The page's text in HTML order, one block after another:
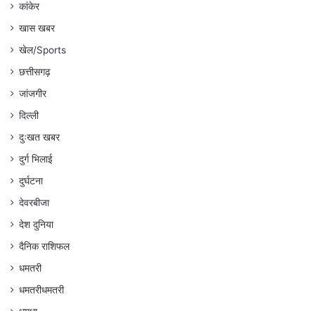
कांकेर
खास खबर
खेल/Sports
छत्तीसगढ़
जांजगीर
दिल्ली
दुःखत खबर
दुर्ग भिलाई
दुर्घटना
देवरबीजा
देश दुनिया
दैनिक राशिफल
धमतरी
धमतरीधमतरी